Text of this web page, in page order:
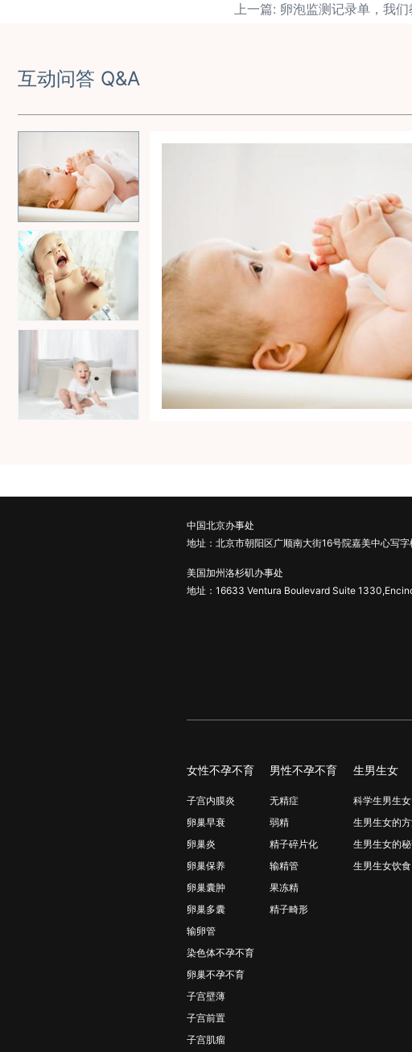
上一篇: 卵泡监测记录单，我们
互动问答 Q&A
中国北京办事处
地址：北京市朝阳区广顺南大街16号院嘉美中心写字
美国加州洛杉矶办事处
地址：16633 Ventura Boulevard Suite
女性不孕不育
子宫内膜炎
卵巢早衰
卵巢炎
卵巢保养
卵巢囊肿
卵巢多囊
输卵管
染色体不孕不育
卵巢不孕不育
子宫壁薄
子宫前置
子宫肌瘤
男性不孕不育
无精症
弱精
精子碎片化
输精管
果冻精
精子畸形
生男生女
科学生男生女
生男生女的
生男生女的
生男生女饮食